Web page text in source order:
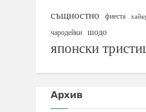
същностно фиеста
чародейки шодо
японски
Архив